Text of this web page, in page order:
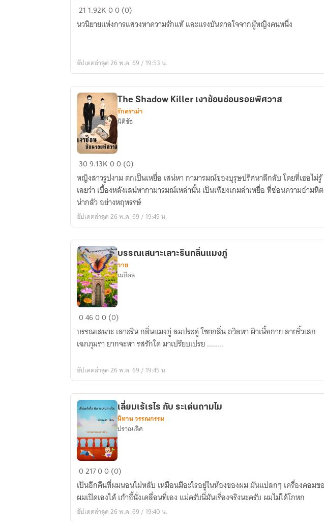
นาฬิกา
ของ
หัวใจ
21 1.92K00 (0)
นวนิยายแห่งการแสวงหาความรักแท้ และแรงบันดาลใจจากผู้หญิงคนหนึ่ง
อัปเดตล่าสุด 26 พ.ค. 69 / 19:53 น.
The
Shadow
Killer
เงา
ซ้อน
ซ่อน
พิศวาส
The Shadow Killer เงาซ้อนซ่อนรอยพิศวาส
รักดราม่า
นิติชัช
309.13K00 (0)
หญิงสาวรูปงาม ตกเป็นเหยื่อ เสน่หา กามารมณ์ของบุรุษปริศนาลึกลับ โดยที่เธอไม่รู้
เลยว่า เบื้องหลังเสน่หากามารมณ์เหล่านั้น เป็นเพียงเกมล่าเหยื่อ ที่ซ่อนความอำมหิต
น่ากลัว อย่างหฤหรรษ์
อัปเดตล่าสุด 26 พ.ค. 69 / 19:49 น.
บรรณ
เลาะ
ริน
แมง
บรรณเสนาะเลาะรินกลิ่นแมงภู่
วาย
เมธีดล
04600 (0)
บรรณเสนาะ เลาะริน กลิ่นแมงภู่ ลมประดู่ โชยกลิ่น ถวิลหา ผิวเนื้อกาย ลายริ้วเสก
เฉกภุมรา ยากจะหา รสรักใด มาเปรียบเปรย ........
อัปเดตล่าสุด 26 พ.ค. 69 / 19:45 น.
เลี่ยม
เร้
เรไร
กับ
ระ
เลี่ยมเร้เรไร กับ ระเด่นถามไม
นิทาน วรรณกรรม
ปราณเลิศ
021700 (0)
เป็นอีกคืนที่ผมนอนไม่หลับ เหมือนมีอะไรอยู่ในห้องของผม มันแปลกๆ เครื่องคอมของ
ผมเปิดเองได้ เก้าอี้นั่งเคลื่อนที่เอง แม่ครับนี่มันเรื่องจริงนะครับ ผมไม่ได้โกหก
อัปเดตล่าสุด 26 พ.ค. 69 / 19:40 น.